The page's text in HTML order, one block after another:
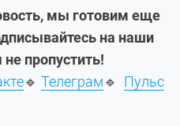
мы готовим еще
на наши
пропустить!
🔹 Телеграм🔹 Пульс